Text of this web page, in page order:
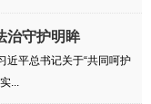
治守护明眸
近平总书记关于“共同呵护
...